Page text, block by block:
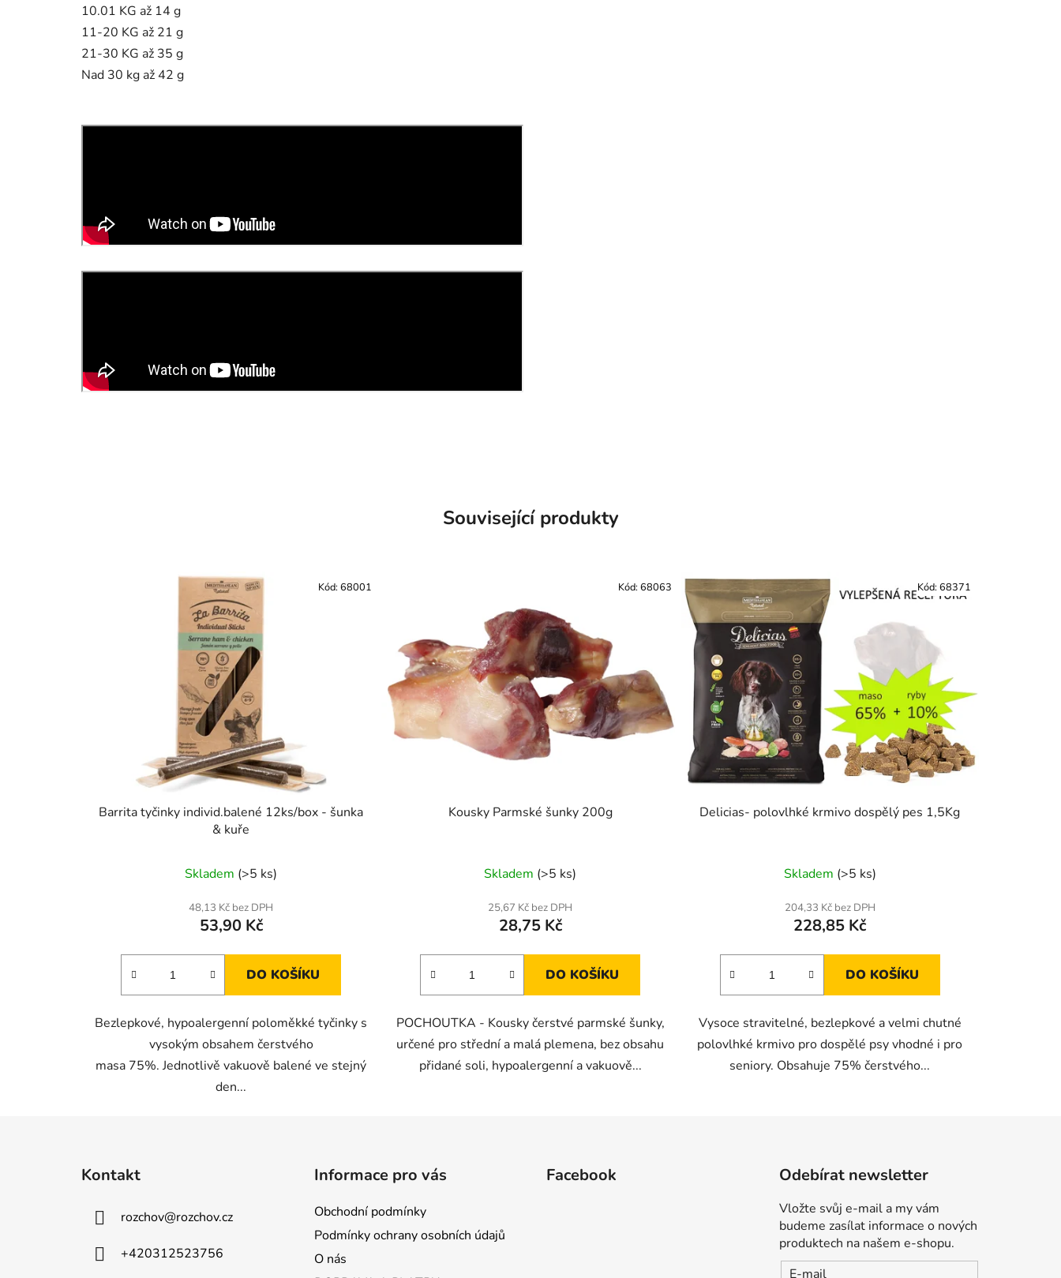
10.01 KG až 14 g
11-20 KG až 21 g
21-30 KG až 35 g
Nad 30 kg až 42 g
Související produkty
Barrita tyčinky individ.balené 12ks/box - šunka
& kuře
Skladem (>5 ks)
48,13 Kč bez DPH
53,90 Kč
DO KOŠÍKU
Bezlepkové, hypoalergenní poloměkké tyčinky s
vysokým obsahem čerstvého
masa 75%. Jednotlivě vakuově balené ve stejný
den...
Kód:68001
Kousky Parmské šunky 200g
Skladem (>5 ks)
25,67 Kč bez DPH
28,75 Kč
DO KOŠÍKU
POCHOUTKA - Kousky čerstvé parmské šunky,
určené pro střední a malá plemena, bez obsahu
přidané soli, hypoalergenní a vakuově...
Kód: 68063
Delicias- polovlhké krmivo dospělý pes 1,5Kg
Skladem (>5 ks)
204,33 Kč bez DPH
228,85 Kč
DO KOŠÍKU
Vysoce stravitelné, bezlepkové a velmi chutné
polovlhké krmivo pro dospělé psy vhodné i pro
seniory. Obsahuje 75% čerstvého...
Kód: 68371
Kontakt
rozchov@rozchov.cz
+420312523756
Informace pro vás
Obchodní podmínky
Podmínky ochrany osobních údajů
O nás
Facebook Odebírat newsletter
Vložte svůj e-mail a my vám
budeme zasílat informace o nových
produktech na našem e-shopu.
E-mail